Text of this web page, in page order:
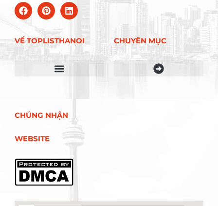
VỀ TOPLISTHANOI
CHÚNG NHẬN
WEBSITE
CHUYÊN MỤC